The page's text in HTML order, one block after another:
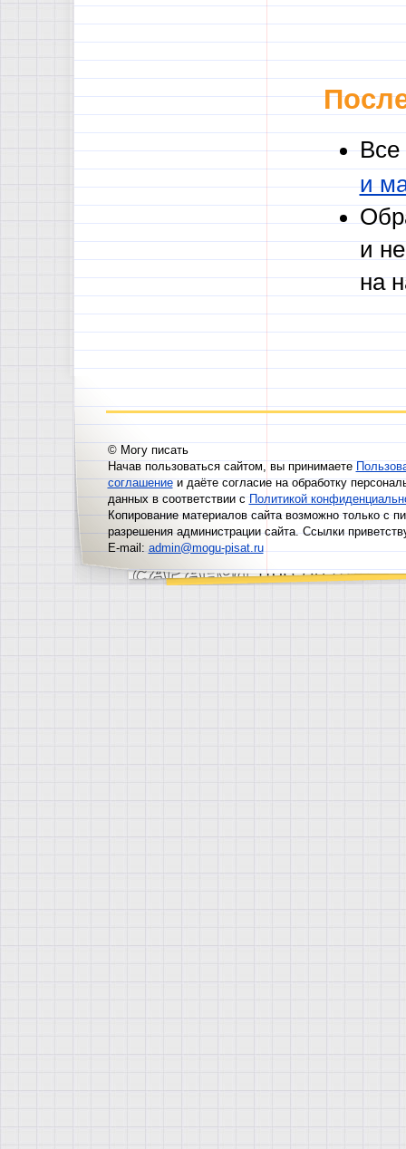
Все
и
и
на
© Могу писать
Начав пользоваться сайтом, вы принимаете
соглашениеи даёте согласие на обработку
данных в соответствии сПолитикой
Копирование материалов сайта возможно только с
разрешения администрации сайта. Ссылки
E-mail:admin@mogu-pisat.ru